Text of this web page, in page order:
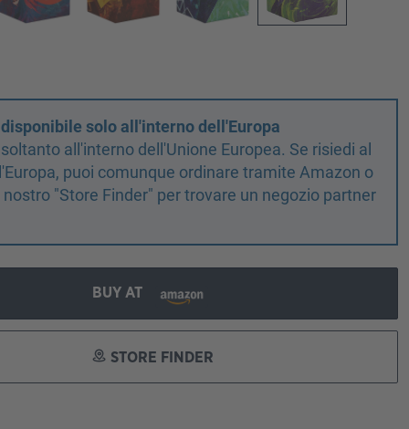
solo all'interno dell'Europa
all'interno dell'Unione Europea. Se risiedi al
puoi comunque ordinare tramite Amazon o
"Store Finder" per trovare un negozio partner
BUY AT
STORE FINDER